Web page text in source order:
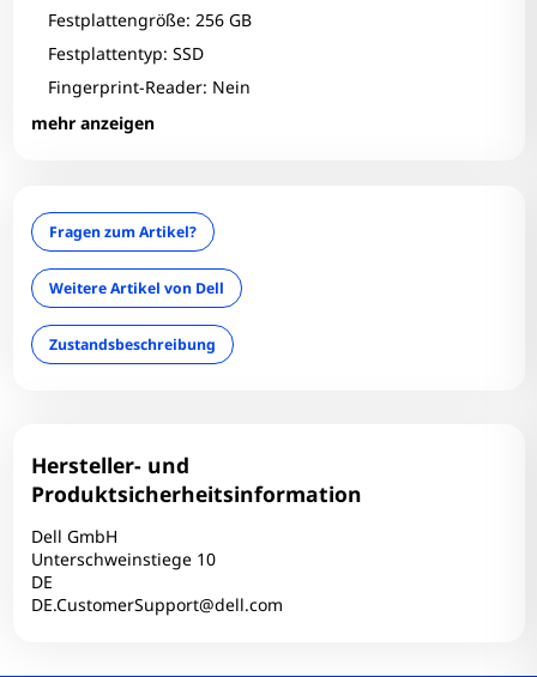
Festplattengröße: 256 GB
Festplattentyp: SSD
Fingerprint-Reader: Nein
mehr anzeigen
Grafikhersteller: Intel
Infrarotkamera: Nein
LAN: Ja
Mini Displayport: 0
Optischer Zustand: B
optisches Laufwerk: Nein
Simcard: Nein
Tastaturlayout: QWERTZ
Touchscreen: Nein
USB-C: 0
Fragen zum Artikel?
Weitere Artikel von Dell
Zustandsbeschreibung
Hersteller- und
Produktsicherheitsinformation
Dell GmbH
Unterschweinstiege 10
DE
DE.CustomerSupport@dell.com